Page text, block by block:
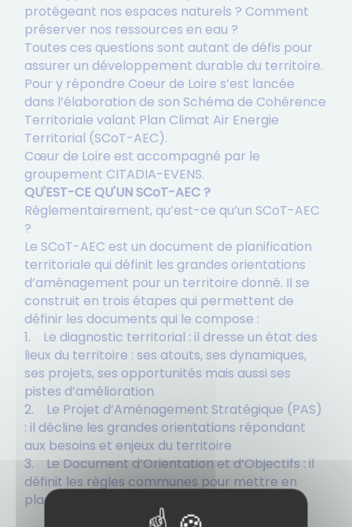
protégeant nos espaces naturels ? Comment
préserver nos ressources en eau ?
Toutes ces questions sont autant de défis pour
assurer un développement durable du territoire.
Pour y répondre Coeur de Loire s’est lancée
dans l’élaboration de son Schéma de Cohérence
Territoriale valant Plan Climat Air Energie
Territorial (SCoT-AEC).
Cœur de Loire est accompagné par le
groupement CITADIA-EVENS.
QU'EST-CE QU'UN SCoT-AEC ?
Règlementairement, qu’est-ce qu’un SCoT-AEC
?
Le SCoT-AEC est un document de planification
territoriale qui définit les grandes orientations
d’aménagement pour un territoire donné. Il se
construit en trois étapes qui permettent de
définir les documents qui le compose :
1. Le diagnostic territorial : il dresse un état des
lieux du territoire : ses atouts, ses dynamiques,
ses projets, ses opportunités mais aussi ses
pistes d’amélioration
2. Le Projet d’Aménagement Stratégique (PAS)
: il décline les grandes orientations répondant
aux besoins et enjeux du territoire
3. Le Document d’Orientation et d’Objectifs : il
définit les règles communes pour mettre en
place le projet de territoire